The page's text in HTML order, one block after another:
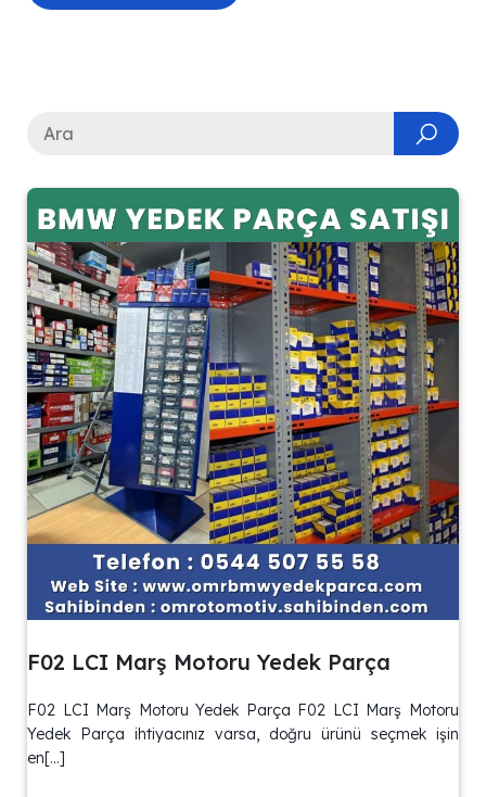
F02 LCI Marş Motoru Yedek Parça
F02 LCI Marş Motoru Yedek Parça F02 LCI Marş Motoru
Yedek Parça ihtiyacınız varsa, doğru ürünü seçmek işin
en[…]